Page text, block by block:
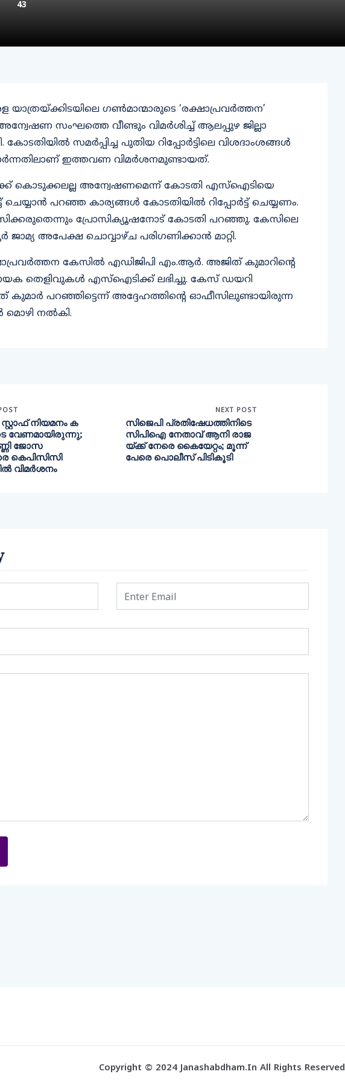
43
യാത്രയ്ക്കിടയിലെ ഗൺമാന്മാരുടെ ‘രക്ഷാപ്രവർത്തന’
സംഘത്തെ വീണ്ടും വിമർശിച്ച് ആലപ്പുഴ ജില്ലാ
സമർപ്പിച്ച പുതിയ റിപ്പോർട്ടിലെ വിശദാംശങ്ങൾ
ഇത്തവണ വിമർശനമുണ്ടായത്.
കൊടുക്കലല്ല അന്വേഷണമെന്ന് കോടതി എസ്ഐടിയെ
ചെയ്യാൻ പറഞ്ഞ കാര്യങ്ങൾ കോടതിയിൽ റിപ്പോർട്ട് ചെയ്യണം.
പ്രോസിക്യൂഷനോട് കോടതി പറഞ്ഞു. കേസിലെ
അപേക്ഷ ചൊവ്വാഴ്ച പരിഗണിക്കാൻ മാറ്റി.
കേസിൽ എഡിജിപി എം.ആർ. അജിത് കുമാറിന്റെ
തെളിവുകൾ എസ്ഐടിക്ക് ലഭിച്ചു. കേസ് ഡയറി
പറഞ്ഞിട്ടെന്ന് അദ്ദേഹത്തിൻ്റെ ഓഫീസിലുണ്ടായിരുന്ന
നൽകി.
നിയമനം ക
വേണമായിരുന്നു;
ജോസ
കെപിസിസി
വിമർശനം
NEXT POST
സിജെപി പ്രതിഷേധത്തിനിടെ
സിപിഐ നേതാവ് ആനി രാജ
യ്ക്ക് നേരെ കൈയേറ്റം; മൂന്ന്
പേരെ പൊലീസ് പിടികൂടി
Copyright © 2024 Janashabdham.in All Rights Reserved